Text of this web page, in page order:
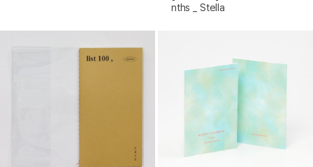
nths _ Stella